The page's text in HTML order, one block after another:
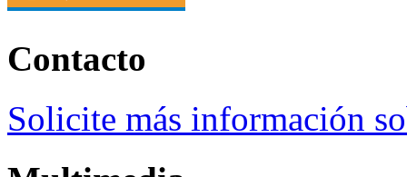
Contacto
Solicite más información